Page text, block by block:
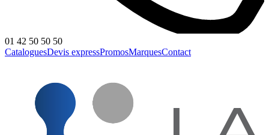
01 42 50 50 50
CataloguesDevis expressPromosMarquesContact